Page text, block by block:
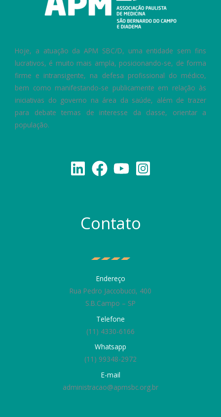
Hoje, a atuação da APM SBC/D, uma entidade sem fins
lucrativos, é muito mais ampla, posicionando-se, de forma
firme e intransigente, na defesa profissional do médico,
bem como manifestando-se publicamente em relação às
iniciativas do governo na área da saúde, além de trazer
para debate temas de interesse da classe, orientar a
população.
Contato
Endereço
Rua Pedro Jaccobucci, 400
S.B.Campo – SP
Telefone
(11) 4330-6166
Whatsapp
(11) 99348-2972
E-mail
administracao@apmsbc.org.br